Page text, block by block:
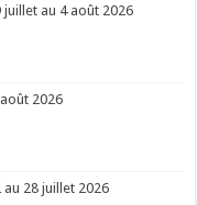
au 4 août 2026
2026
28 juillet 2026